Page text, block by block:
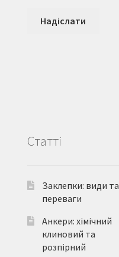
Статті
Заклепки: види та
переваги
Анкери: хімічний
клиновий та
розпірний